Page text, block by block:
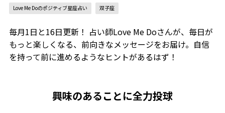
Love Me Doのポジティブ星座占い 双子座
毎月1日と16日更新！ 占い師Love Me Doさんが、毎日が
もっと楽しくなる、前向きなメッセージをお届け。自信
を持って前に進めるようなヒントがあるはず！
興味のあることに全力投球